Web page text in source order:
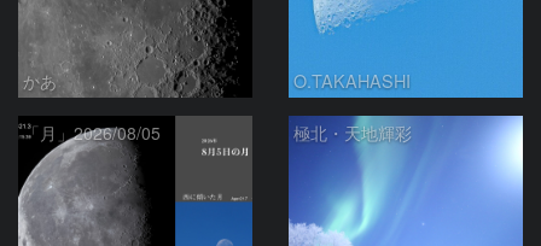
かあ O.TAKAHASHI
「月」2026/08/05 極北・天地輝彩